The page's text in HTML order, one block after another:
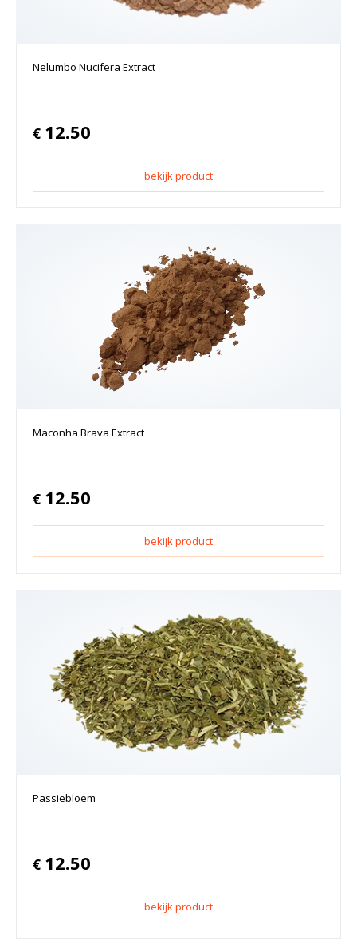
Nelumbo Nucifera Extract
€ 12.50
bekijk product
Maconha Brava Extract
€ 12.50
bekijk product
Passiebloem
€ 12.50
bekijk product